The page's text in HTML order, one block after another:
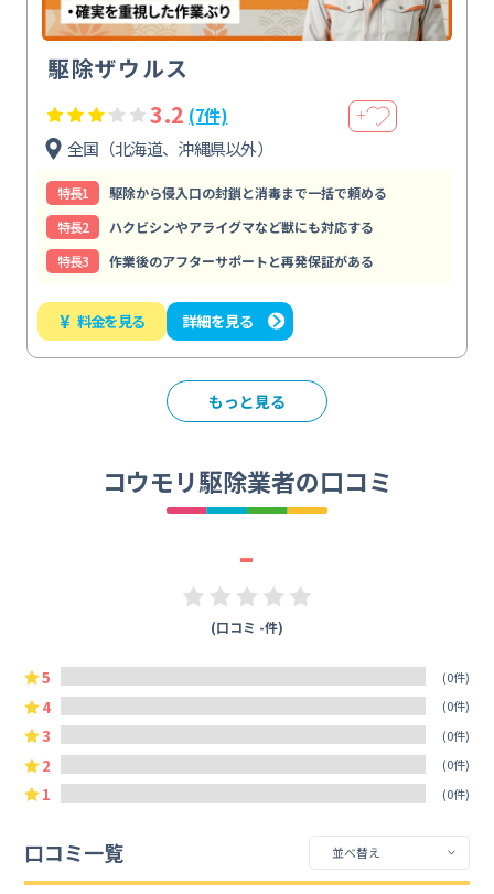
駆除ザウルス
3.2 (7件) ＋
全国（北海道、沖縄県以外）
特⻑1
駆除から侵入口の封鎖と消毒まで一括で頼める
特⻑2
ハクビシンやアライグマなど獣にも対応する
特⻑3
作業後のアフターサポートと再発保証がある
¥ 料金を見る 詳細を見る
もっと見る
コウモリ駆除業者の口コミ
-
(口コミ -件)
5 (0件)
4 (0件)
3 (0件)
2 (0件)
1 (0件)
口コミ一覧